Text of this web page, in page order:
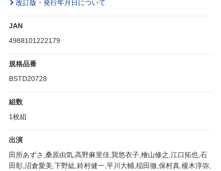
改訂版・発行年月日について
JAN
4988101222179
規格品番
BSTD20728
組数
1枚組
出演
田所あずさ,桑原由気,高野麻里佳,巽悠衣子,檜山修之,江口拓也,石
田彰,沼倉愛美,下野紘,鈴村健一,平川大輔,稲田徹,保村真,榎木淳弥,